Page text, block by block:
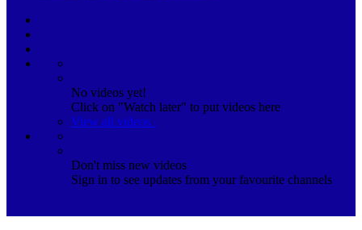
No videos yet!
Click on "Watch later" to put videos here
View all videos
Don't miss new videos
Sign in to see updates from your favourite channels